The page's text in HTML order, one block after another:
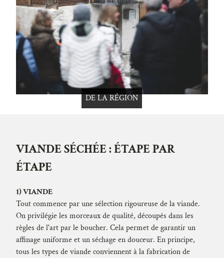
DE LA RÉGION
VIANDE SÉCHÉE : ÉTAPE PAR
ÉTAPE
1) VIANDE
Tout commence par une sélection rigoureuse de la viande.
On privilégie les morceaux de qualité, découpés dans les
règles de l'art par le boucher. Cela permet de garantir un
affinage uniforme et un séchage en douceur. En principe,
tous les types de viande conviennent à la fabrication de